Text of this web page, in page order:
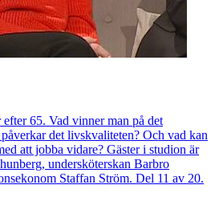
65. Vad vinner man på det
det livskvaliteten? Och vad kan
att jobba vidare? Gäster i studion är
undersköterskan Barbro
Staffan Ström. Del 11 av 20.